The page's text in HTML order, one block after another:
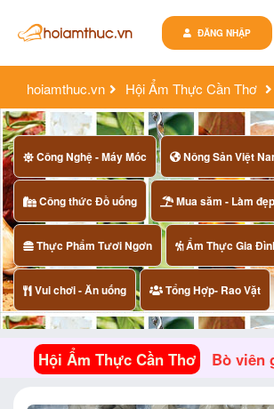
ĐĂNG NHẬP
hoiamthuc.vn
Hội Ẩm Thực Cần Thơ
bò viên giá rẻ ở cần thơ
Công Nghệ - Máy Móc Nông Sản Việt
Công thức Đồ uống Mua săm - Làm đẹp
Thực Phẩm Tươi Ngơn Ẩm Thực Gia
Vui chơi - Ăn uống Tổng Hợp- Rao Vặt
Hội Ẩm Thực Cần Thơ Bò viên